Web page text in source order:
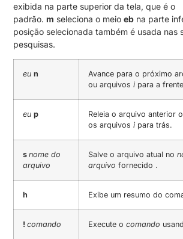
exibida na parte superior da tela, que é o
padrão.m seleciona o meioeb na parte
posição selecionada também é usada nas
pesquisas.
eun
Avance para o próximo
ou arquivosi para a
eup
Releia o arquivo anterior
os arquivosi para trás.
snome do
arquivo
Salve o arquivo atual no
arquivo fornecido .
h Exibe um resumo do
!comando Execute ocomando